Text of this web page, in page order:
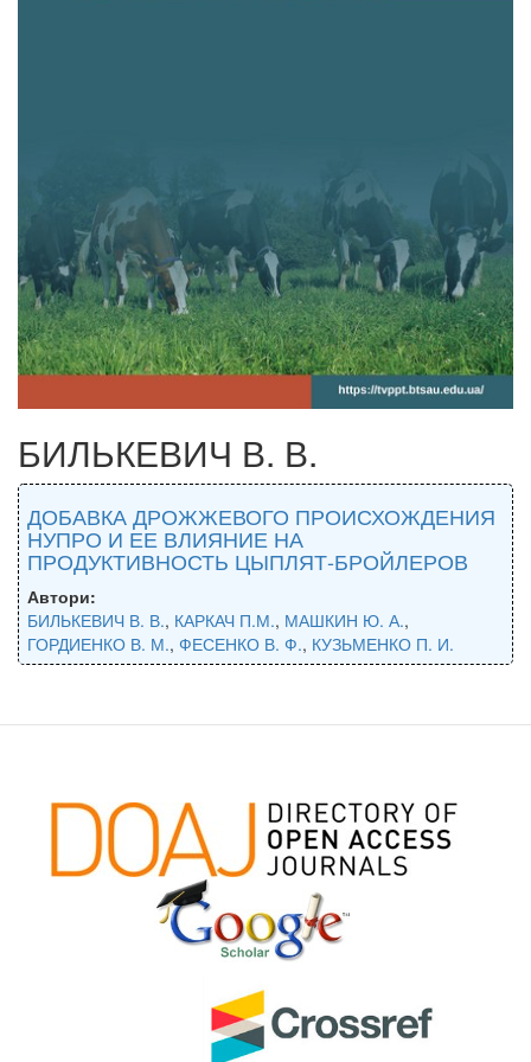
БИЛЬКЕВИЧ В. В.
ДОБАВКА ДРОЖЖЕВОГО ПРОИСХОЖДЕНИЯ
НУПРО И ЕЕ ВЛИЯНИЕ НА
ПРОДУКТИВНОСТЬ ЦЫПЛЯТ-БРОЙЛЕРОВ
Автори:
БИЛЬКЕВИЧ В. В., КАРКАЧ П.М., МАШКИН Ю. А.,
ГОРДИЕНКО В. М., ФЕСЕНКО В. Ф., КУЗЬМЕНКО П. И.